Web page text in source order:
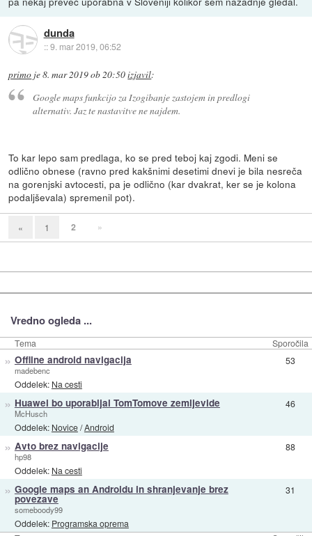
dunda
::9. mar 2019, 06:52
primo je8. mar 2019 ob 20:50izjavil:
Google maps funkcijo za Izogibanje zastojem in predlogi
alternativ. Jaz te nastavitve ne najdem.
To kar lepo sam predlaga, ko se pred teboj kaj zgodi. Meni se
odlično obnese (ravno pred kakšnimi desetimi dnevi je bila nesreča
na gorenjski avtocesti, pa je odlično (kar dvakrat, ker se je kolona
podaljševala) spremenil pot).
« 1 2 »
Vredno ogleda ...
Tema Sporočila
» Offline android navigacija
madebenc
Oddelek: Na cesti
53
» Huawei bo uporabljal TomTomove zemljevide
McHusch
Oddelek: Novice/Android
46
» Avto brez navigacije
hp98
Oddelek: Na cesti
88
» Google maps an Androidu in shranjevanje brez
povezave
someboody99
Oddelek: Programska oprema
31